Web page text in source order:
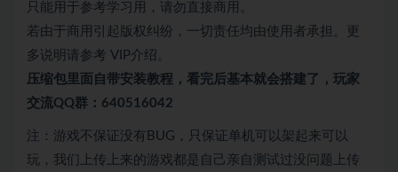
只能用于参考学习用，请勿直接商用。
若由于商用引起版权纠纷，一切责任均由使用者承担。更
多说明请参考 VIP介绍。
压缩包里面自带安装教程，看完后基本就会搭建了，玩家
交流QQ群：640516042
注：游戏不保证没有BUG，只保证单机可以架起来可以
玩，我们上传上来的游戏都是自己亲自测试过没问题上传